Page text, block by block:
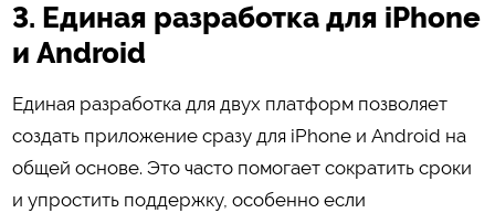
3. Единая разработка для iPhone
и Android
Единая разработка для двух платформ позволяет
создать приложение сразу для iPhone и Android на
общей основе. Это часто помогает сократить сроки
и упростить поддержку, особенно если